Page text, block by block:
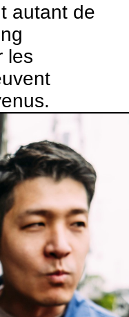
autant de
les